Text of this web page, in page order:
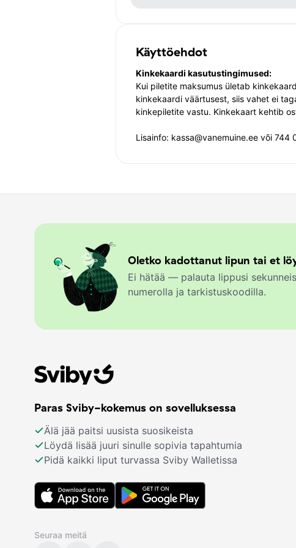
Käyttöehdot
Kinkekaardi kasutustingimused:
Kui piletite maksumus ületab
kinkekaardi väärtusest, siis vahet ei
kinkepiletite vastu. Kinkekaart kehtib
Lisainfo: kassa@vanemuine.ee või 744
Oletko kadottanut lipun tai et
Ei hätää — palauta lippusi
numerolla ja tarkistuskoodilla.
Paras Sviby-kokemus on sovelluksessa
Älä jää paitsi uusista suosikeista
Löydä lisää juuri sinulle sopivia tapahtumia
Pidä kaikki liput turvassa Sviby Walletissa
Seuraa meitä